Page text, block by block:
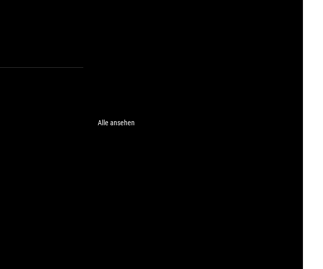
Alle ansehen